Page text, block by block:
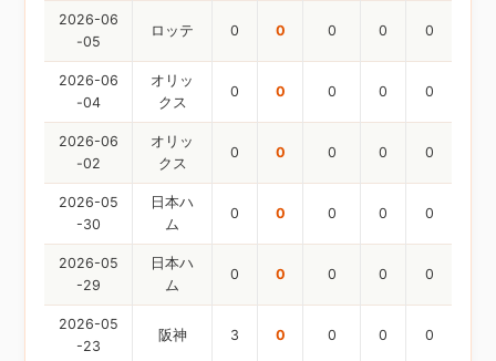
2026-06
-05
ロッテ 0 0 0 0 0
2026-06
-04
オリッ
クス
0 0 0 0 0
2026-06
-02
オリッ
クス
0 0 0 0 0
2026-05
-30
日本ハ
ム
0 0 0 0 0
2026-05
-29
日本ハ
ム
0 0 0 0 0
2026-05
-23
阪神 3 0 0 0 0